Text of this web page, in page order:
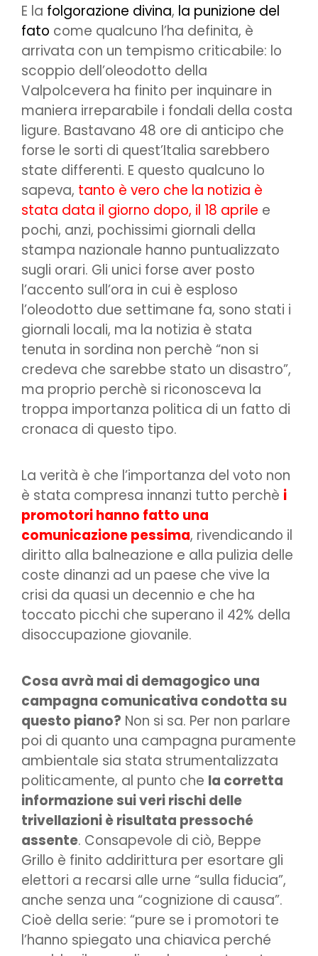
E la folgorazione divina, la punizione del
fato come qualcuno l’ha definita, è
arrivata con un tempismo criticabile: lo
scoppio dell’oleodotto della
Valpolcevera ha finito per inquinare in
maniera irreparabile i fondali della costa
ligure. Bastavano 48 ore di anticipo che
forse le sorti di quest’Italia sarebbero
state differenti. E questo qualcuno lo
sapeva, tanto è vero che la notizia è
stata data il giorno dopo, il 18 aprile e
pochi, anzi, pochissimi giornali della
stampa nazionale hanno puntualizzato
sugli orari. Gli unici forse aver posto
l’accento sull’ora in cui è esploso
l’oleodotto due settimane fa, sono stati i
giornali locali, ma la notizia è stata
tenuta in sordina non perchè “non si
credeva che sarebbe stato un disastro”,
ma proprio perchè si riconosceva la
troppa importanza politica di un fatto di
cronaca di questo tipo.
La verità è che l’importanza del voto non
è stata compresa innanzi tutto perchè i
promotori hanno fatto una
comunicazione pessima, rivendicando il
diritto alla balneazione e alla pulizia delle
coste dinanzi ad un paese che vive la
crisi da quasi un decennio e che ha
toccato picchi che superano il 42% della
disoccupazione giovanile.
Cosa avrà mai di demagogico una
campagna comunicativa condotta su
questo piano? Non si sa. Per non parlare
poi di quanto una campagna puramente
ambientale sia stata strumentalizzata
politicamente, al punto che la corretta
informazione sui veri rischi delle
trivellazioni è risultata pressoché
assente. Consapevole di ciò, Beppe
Grillo è finito addirittura per esortare gli
elettori a recarsi alle urne “sulla fiducia”,
anche senza una “cognizione di causa”.
Cioè della serie: “pure se i promotori te
l’hanno spiegato una chiavica perché